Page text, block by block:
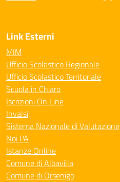
Link Esterni
MIM
Ufficio Scolastico Regionale
Ufficio Scolastico Territoriale
Scuola in Chiaro
Iscrizioni On Line
Invalsi
Sistema Nazionale di Valutazione
Noi PA
Istanze Online
Comune di Albavilla
Comune di Orsenigo